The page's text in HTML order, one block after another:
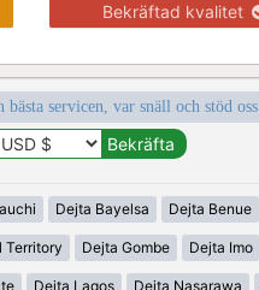
Bekräftad kvalitet
servicen, var snäll och stöd oss
Dejta Bayelsa Dejta Benue
Territory Dejta Gombe Dejta Imo
Dejta Lagos Dejta Nasarawa